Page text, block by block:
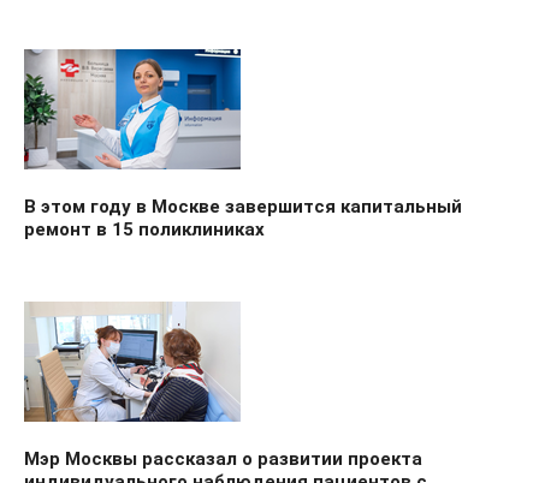
В этом году в Москве завершится капитальный
ремонт в 15 поликлиниках
Мэр Москвы рассказал о развитии проекта